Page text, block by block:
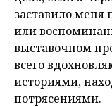
заставило
или
выставочном
всего
историями,
потрясениями.